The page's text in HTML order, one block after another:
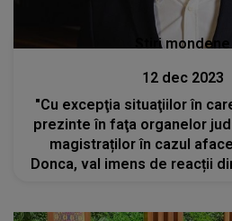
Stiri mondene
12 dec 2023
"Cu excepţia situaţiilor în
prezinte în faţa organelor
magistraților în cazul
Donca, val imens de reacții